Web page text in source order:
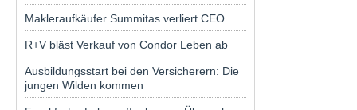
Makleraufkäufer Summitas verliert CEO
R+V bläst Verkauf von Condor Leben ab
Ausbildungsstart bei den Versicherern: Die
jungen Wilden kommen